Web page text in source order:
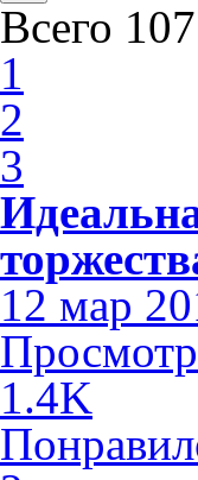
Всего
1
2
3
12 мар
1.4K